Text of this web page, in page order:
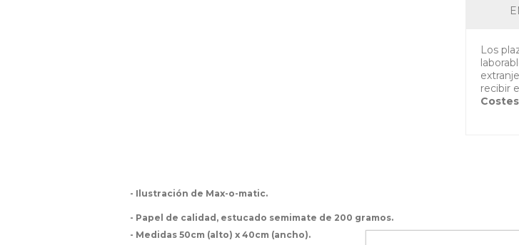
Los
recibir
- Ilustración de Max-o-matic.
- Papel de calidad, estucado semimate de 200 gramos.
- Medidas 50cm (alto) x 40cm (ancho).